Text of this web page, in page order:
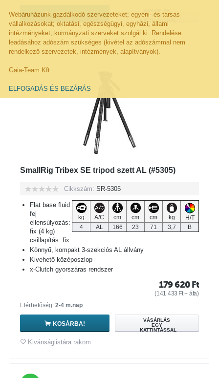
Webáruházunk gazdálkodó szervezeteket; egyéni- és társas
vállalkozásokat; oktatási, egészségügyi, egyházi, állami
intézményeket; kormányzati szerveket szolgál ki. Rendelése
leadásához adószám szükséges (kivétel az adószámmal nem
rendelkező szervezetek, intézmények, alapítványok).
Gaia-Team Kft.
ELFOGADÁS ÉS BEZÁRÁS
KOSÁRBA!
EGY
KATTINTÁSSAL
Kivánságlistára rakom
SmallRig Tribex SE tripod szett AL (#5305)
Cikkszám: SR-5305
kg A/C cm cm cm kg
H/T
4
AL 166 23 71 3,7 B
Flat base fluid
fej
ellensúlyozás:
fix (4 kg)
csillapítás: fix
Könnyű, kompakt 3-szekciós AL állvány
Kivehető középoszlop
x-Clutch gyorszáras rendszer
179 620 Ft
(141 433 Ft+ áfa)
Elérhetőség: 2-4 m.nap
KOSÁRBA!
VÁSÁRLÁS
EGY
KATTINTÁSSAL
Kivánságlistára rakom